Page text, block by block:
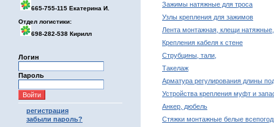
665-755-115 Екатерина И.
Отдел логистики:
698-282-538 Кирилл
Логин
Пароль
регистрация
забыли пароль?
Зажимы натяжные для троса
Узлы крепления для зажимов
Лента монтажная, клещи
Крепления кабеля к стене
Струбцины, тали,
Такелаж
Арматура регулирования длины
Устройства крепления муфт и
Анкер, дюбель
Стяжки монтажные белые